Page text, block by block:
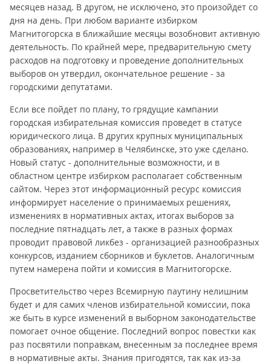
месяцев назад. В другом, не исключено, это произойдет со
дня на день. При любом варианте избирком
Магнитогорска в ближайшие месяцы возобновит активную
деятельность. По крайней мере, предварительную смету
расходов на подготовку и проведение дополнительных
выборов он утвердил, окончательное решение - за
городскими депутатами.
Если все пойдет по плану, то грядущие кампании
городская избирательная комиссия проведет в статусе
юридического лица. В других крупных муниципальных
образованиях, например в Челябинске, это уже сделано.
Новый статус - дополнительные возможности, и в
областном центре избирком располагает собственным
сайтом. Через этот информационный ресурс комиссия
информирует население о принимаемых решениях,
изменениях в нормативных актах, итогах выборов за
последние пятнадцать лет, а также в разных формах
проводит правовой ликбез - организацией разнообразных
конкурсов, изданием сборников и буклетов. Аналогичным
путем намерена пойти и комиссия в Магнитогорске.
Просветительство через Всемирную паутину нелишним
будет и для самих членов избирательной комиссии, пока
же быть в курсе изменений в выборном законодательстве
помогает очное общение. Последний вопрос повестки как
раз посвятили поправкам, внесенным за последнее время
в нормативные акты. Знания пригодятся, так как из-за